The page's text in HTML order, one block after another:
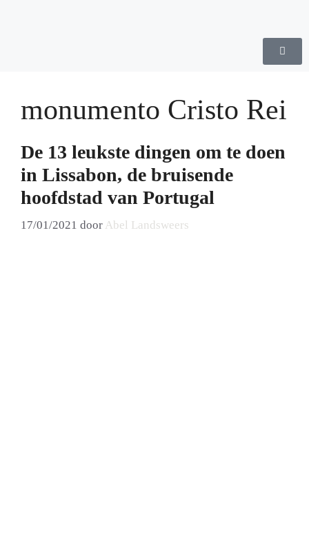
monumento Cristo Rei
De 13 leukste dingen om te doen
in Lissabon, de bruisende
hoofdstad van Portugal
17/01/2021 door Abel Landsweers